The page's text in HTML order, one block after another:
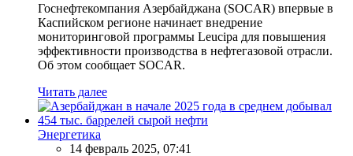
Госнефтекомпания Азербайджана (SOCAR) впервые в
Каспийском регионе начинает внедрение
мониторинговой программы Leucipa для повышения
эффективности производства в нефтегазовой отрасли.
Об этом сообщает SOCAR.
Читать далее
Энергетика
14 февраль 2025, 07:41